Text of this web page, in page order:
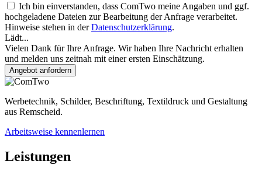
Ich bin einverstanden, dass ComTwo meine Angaben und ggf.
hochgeladene Dateien zur Bearbeitung der Anfrage verarbeitet.
Hinweise stehen in derDatenschutzerklärung.
Lädt...
Vielen Dank für Ihre Anfrage. Wir haben Ihre Nachricht erhalten
und melden uns zeitnah mit einer ersten Einschätzung.
Angebot anfordern
Werbetechnik, Schilder, Beschriftung, Textildruck und Gestaltung
aus Remscheid.
Arbeitsweise kennenlernen
Leistungen